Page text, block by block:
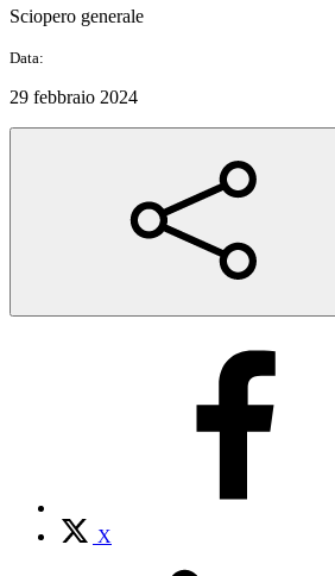
Sciopero generale
Data:
29 febbraio 2024
X